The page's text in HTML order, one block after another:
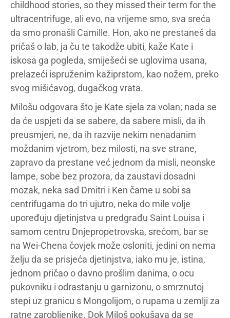
childhood stories, so they missed their term for the
ultracentrifuge, ali evo, na vrijeme smo, sva sreća
da smo pronašli Camille. Hon, ako ne prestaneš da
pričaš o lab, ja ču te takodže ubiti, kaže Kate i
iskosa ga pogleda, smiješeći se uglovima usana,
prelazeći ispruženim kažiprstom, kao nožem, preko
svog mišićavog, dugačkog vrata.
Milošu odgovara što je Kate sjela za volan; nada se
da će uspjeti da se sabere, da sabere misli, da ih
preusmjeri, ne, da ih razvije nekim nenadanim
moždanim vjetrom, bez milosti, na sve strane,
zapravo da prestane već jednom da misli, neonske
lampe, sobe bez prozora, da zaustavi dosadni
mozak, neka sad Dmitri i Ken čame u sobi sa
centrifugama do tri ujutro, neka do mile volje
upoređuju djetinjstva u predgrađu Saint Louisa i
samom centru Dnjepropetrovska, srećom, bar se
na Wei-Chena čovjek može osloniti, jedini on nema
želju da se prisjeća djetinjstva, iako mu je, istina,
jednom pričao o davno prošlim danima, o ocu
pukovniku i odrastanju u garnizonu, o smrznutoj
stepi uz granicu s Mongolijom, o rupama u zemlji za
ratne zarobljenike. Dok Miloš pokušava da se